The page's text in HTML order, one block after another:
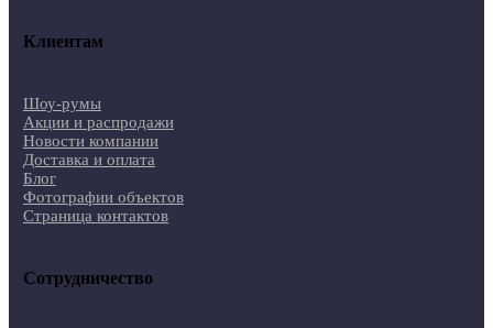
Клиентам
Шоу-румы
Акции и распродажи
Новости компании
Доставка и оплата
Блог
Фотографии объектов
Страница контактов
Сотрудничество